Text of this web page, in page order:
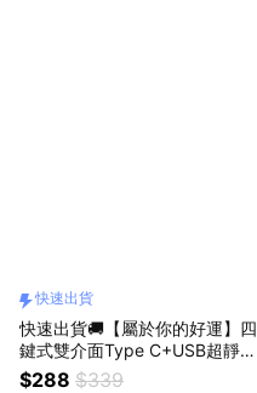
快速出貨
快速出貨🚚【屬於你的好運】四
鍵式雙介面Type C+USB超靜音
無線滑鼠M84 E-books
$288 $339